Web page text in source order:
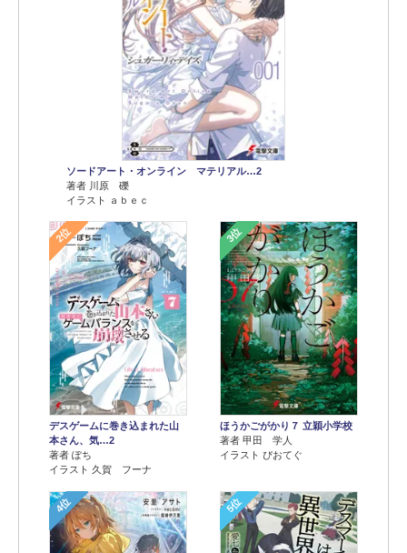
ソードアート・オンライン マテリアル…2
著者 川原 礫
イラスト ａｂｅｃ
2位
デスゲームに巻き込まれた山
本さん、気…2
著者 ぽち
イラスト 久賀 フーナ
3位
ほうかごがかり７ 立穎小学校
著者 甲田 学人
イラスト ぴおてぐ
4位 5位